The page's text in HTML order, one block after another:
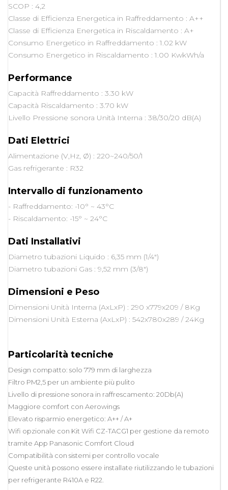
SCOP : 4,2
Classe di Efficienza Energetica in Raffreddamento : A++
Classe di Efficienza Energetica in Riscaldamento : A+
Consumo Energetico in Raffreddamento : 1.02 kW
Consumo Energetico in Riscaldamento : 1.00 KwkWh/a
Performance
Capacità Raffreddamento : 3.30 kW
Capacità Riscaldamento : 3.70 kW
Livello Pressione sonora Unità Interna : 38/30/20 dB(A)
Dati Elettrici
Alimentazione (V,Hz, Ø) : 220~240/50/1
Gas refrigerante : R32
Intervallo di funzionamento
- Raffreddamento: -10° ~ 43°C
- Riscaldamento: -15° ~ 24°C
Dati Installativi
Diametro tubazioni Liquido : 6,35 mm (1/4")
Diametro tubazioni Gas : 9,52 mm (3/8")
Dimensioni e Peso
Dimensioni Unità Interna (AxLxP) : 290 x779x209 / 8Kg
Dimensioni Unità Esterna (AxLxP) : 542x780x289 / 24Kg
Particolarità tecniche
Design compatto: solo 779 mm di larghezza
Filtro PM2,5 per un ambiente più pulito
Livello di pressione sonora in raffrescamento: 20Db(A)
Maggiore comfort con Aerowings
Elevato risparmio energetico: A++ / A+
Wifi opzionale con Kit Wifi CZ-TACG1 per gestione da remoto
tramite App Panasonic Comfort Cloud
Compatibilità con sistemi per controllo vocale
Queste unità possono essere installate riutilizzando le tubazioni
per refrigerante R410A e R22.